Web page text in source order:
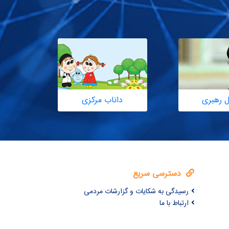
رهبری داناب مرکزی
دسترسی سریع
رسیدگی به شکایات و گزارشات مردمی
ارتباط با ما